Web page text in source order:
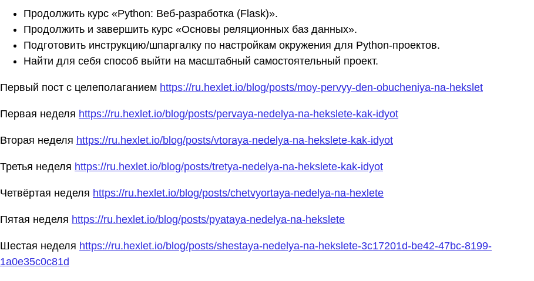
Продолжить курс «Python: Веб-разработка (Flask)».
Продолжить и завершить курс «Основы реляционных баз данных».
Подготовить инструкцию/шпаргалку по настройкам окружения для Python-проектов.
Найти для себя способ выйти на масштабный самостоятельный проект.
Первый пост с целеполаганием https://ru.hexlet.io/blog/posts/moy-pervyy-den-obucheniya-na-hekslet
Первая неделя https://ru.hexlet.io/blog/posts/pervaya-nedelya-na-hekslete-kak-idyot
Вторая неделя https://ru.hexlet.io/blog/posts/vtoraya-nedelya-na-hekslete-kak-idyot
Третья неделя https://ru.hexlet.io/blog/posts/tretya-nedelya-na-hekslete-kak-idyot
Четвёртая неделя https://ru.hexlet.io/blog/posts/chetvyortaya-nedelya-na-hexlete
Пятая неделя https://ru.hexlet.io/blog/posts/pyataya-nedelya-na-hekslete
Шестая неделя https://ru.hexlet.io/blog/posts/shestaya-nedelya-na-hekslete-3c17201d-be42-47bc-8199-
1a0e35c0c81d